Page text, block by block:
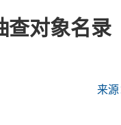
网上调查
查对象名录
来